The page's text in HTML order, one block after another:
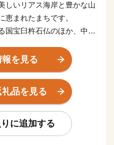
しいリアス海岸と豊かな山
恵まれたまちです。
国宝臼杵石仏のほか、中世
風情を留める歴史と文化薫
は、豊かな食文化の魅力と
く」癒しのまちとして旅人
を見る
品を見る
に追加する